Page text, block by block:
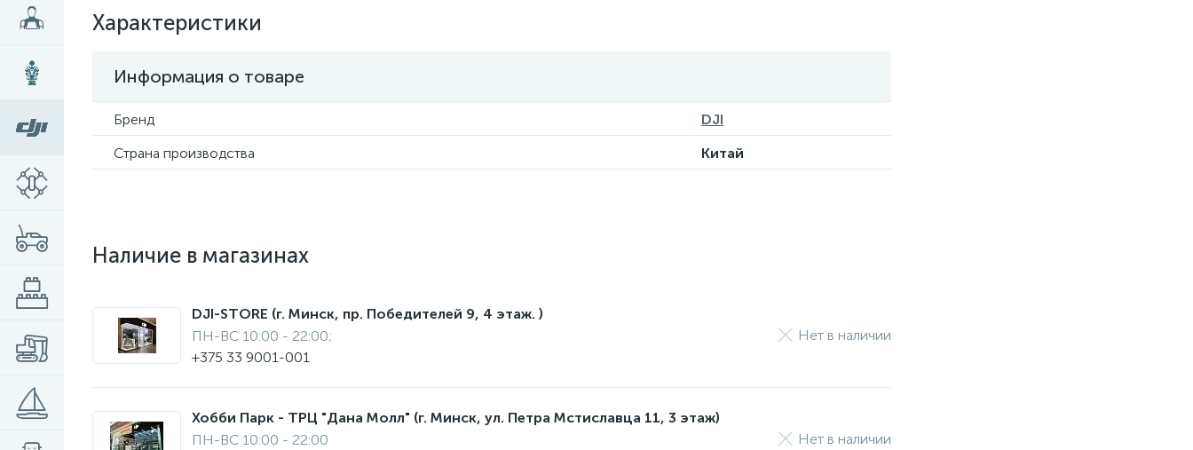
Характеристики
Информация о товаре
Бренд
DJI
Страна производства
Китай
Наличие в магазинах
DJI-STORE (г. Минск, пр. Победителей 9, 4 этаж. )
ПН-ВС 10:00 - 22:00;
+375 33 9001-001
Нет в наличии
Хобби Парк - ТРЦ "Дана Молл" (г. Минск, ул. Петра Мстиславца 11, 3 этаж)
ПН-ВС 10:00 - 22:00
Нет в наличии